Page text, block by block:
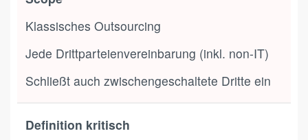
Klassisches Outsourcing
Jede Drittparteienvereinbarung (inkl. non-IT)
Schließt auch zwischengeschaltete Dritte ein
Definition kritisch